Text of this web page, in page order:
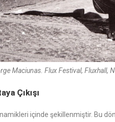
Maciunas. Flux Festival, Fluxhall,
Çıkışı
içinde şekillenmiştir. Bu